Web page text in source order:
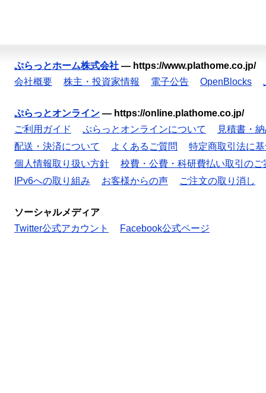
ぷらっとホーム株式会社 — https://www.plathome.co.jp/
会社概要
株主・投資家情報 電子公告 OpenBlocks
ぷらっとオンライン — https://online.plathome.co.jp/
ご利用ガイド
ぷらっとオンラインについて
見積書・
配送・決済について
よくあるご質問
特定商取引法に
個人情報取り扱い方針
校費・公費・科研費払い取引のご
IPv6への取り組み
お客様からの声 ご注文の取り消し
ソーシャルメディア
Twitter公式アカウント
Facebook公式ページ